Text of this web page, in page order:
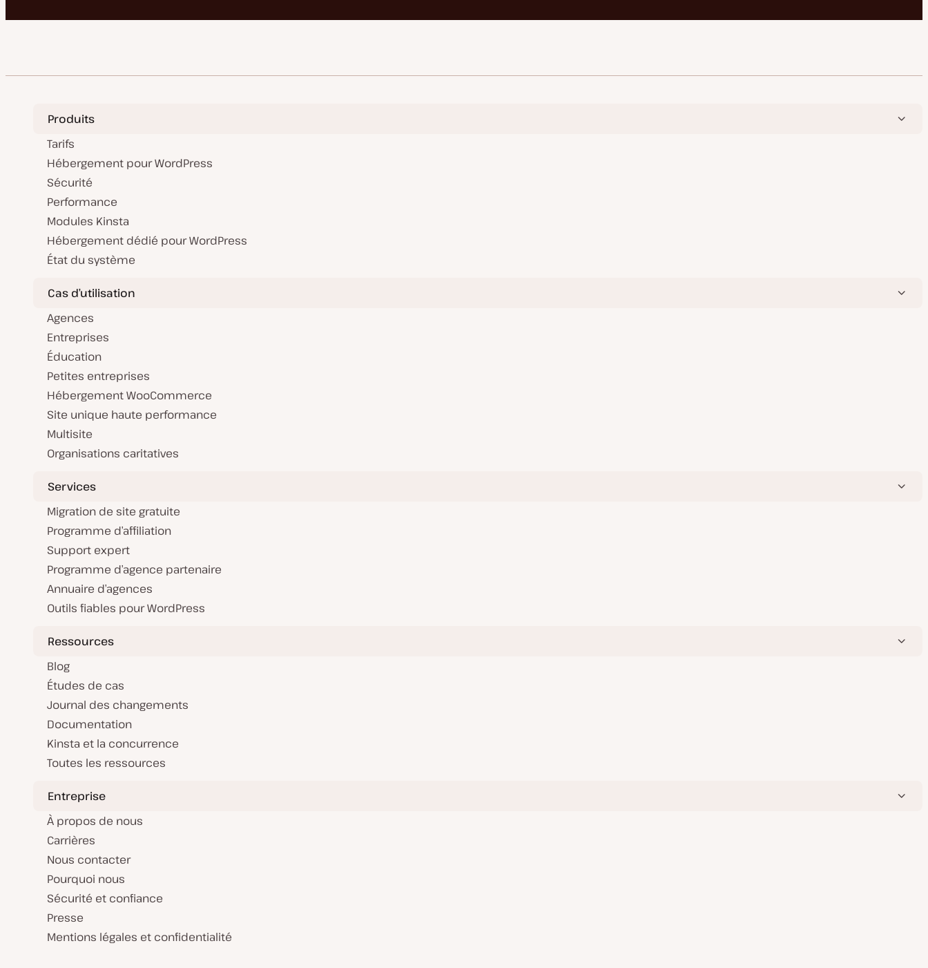
Produits
Tarifs
Hébergement pour WordPress
Sécurité
Performance
Modules Kinsta
Hébergement dédié pour WordPress
État du système
Cas d’utilisation
Agences
Entreprises
Éducation
Petites entreprises
Hébergement WooCommerce
Site unique haute performance
Multisite
Organisations caritatives
Services
Migration de site gratuite
Programme d’affiliation
Support expert
Programme d’agence partenaire
Annuaire d’agences
Outils fiables pour WordPress
Ressources
Blog
Études de cas
Journal des changements
Documentation
Kinsta et la concurrence
Toutes les ressources
Entreprise
À propos de nous
Carrières
Nous contacter
Pourquoi nous
Sécurité et confiance
Presse
Mentions légales et confidentialité